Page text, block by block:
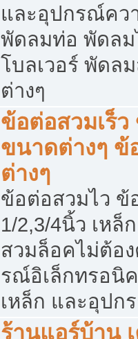
และอุปกรณ์คว
พัดลมท่อ พัดลม
โบลเวอร์ พัดล
ต่างๆ
ข้อต่อสวมเร็
ขนาดต่างๆ ข้
ต่างๆ
ข้อต่อสวมไว ข้
1/2,3/4นิ้ว เหล็
สวมล็อคไม่ต้อ
รณ์อิเล็กทรอนิ
เหล็ก และอุปก
ร้านแอร์บ้าน